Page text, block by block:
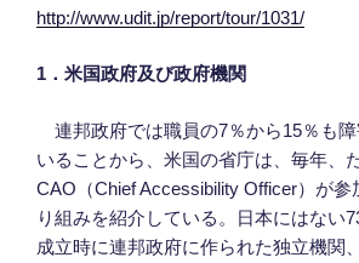
http://www.udit.jp/report/tour/1031/
1 ． 米国政府及び政府機関
連邦政府では職員の7％から15％も
いることから、米国の省庁は、毎年、
CAO（Chief Accessibility Officer）が参
り組みを紹介している。日本にはない
成立時に連邦政府に作られた独立機関